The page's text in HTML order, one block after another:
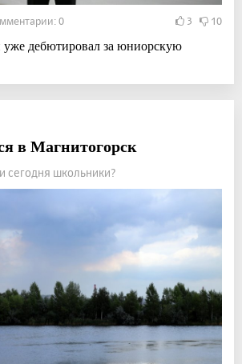
0 3 10
дебютировал за юниорскую
в Магнитогорск
сегодня школьники?